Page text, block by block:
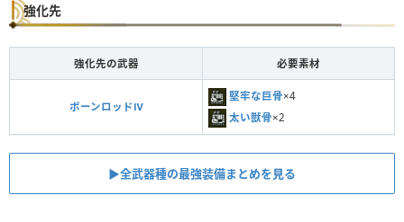
強化先
強化先の武器 必要素材
ボーンロッドⅣ
堅牢な巨骨×4
太い獣骨×2
▶︎全武器種の最強装備まとめを見る